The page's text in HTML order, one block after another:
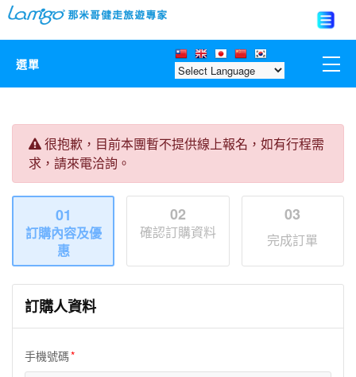
選單
中國
日本
亞洲韓國
歐美紐澳
台灣
夯講座
很抱歉，目前本團暫不提供線上報名，如有行程需
求，請來電洽詢。
01
訂購內容及優
惠
02
確認訂購資料
03
完成訂單
訂購人資料
手機號碼